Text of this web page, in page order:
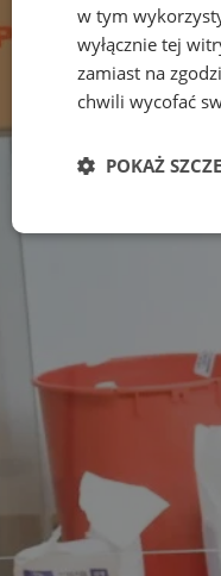
w tym
wyłącznie tej
zamiast na
chwili wycofać
POKAŻ
Niezbędne
zarządzanie